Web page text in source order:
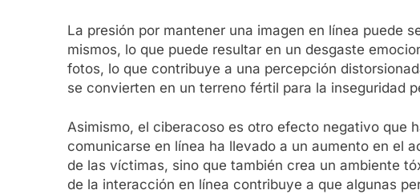
La presión por mantener una imagen en línea puede
mismos, lo que puede resultar en un desgaste
fotos, lo que contribuye a una percepción
se convierten en un terreno fértil para la inseguridad
Asimismo, el ciberacoso es otro efecto negativo que
comunicarse en línea ha llevado a un aumento en el
de las víctimas, sino que también crea un ambiente
de la interacción en línea contribuye a que algunas